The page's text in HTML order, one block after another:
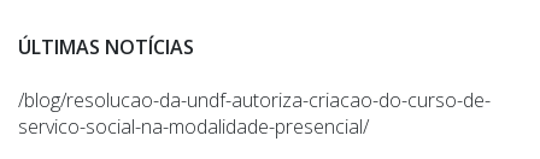
ÚLTIMAS NOTÍCIAS
/blog/resolucao-da-undf-autoriza-criacao-do-curso-de-
servico-social-na-modalidade-presencial/